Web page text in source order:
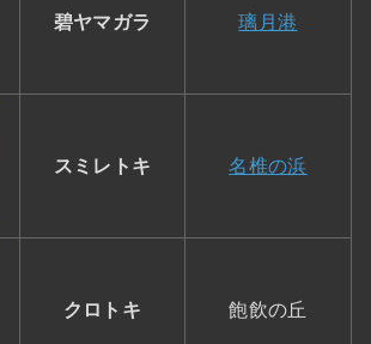
碧ヤマガラ 璃月港
スミレトキ 名椎の浜
クロトキ 飽飲の丘